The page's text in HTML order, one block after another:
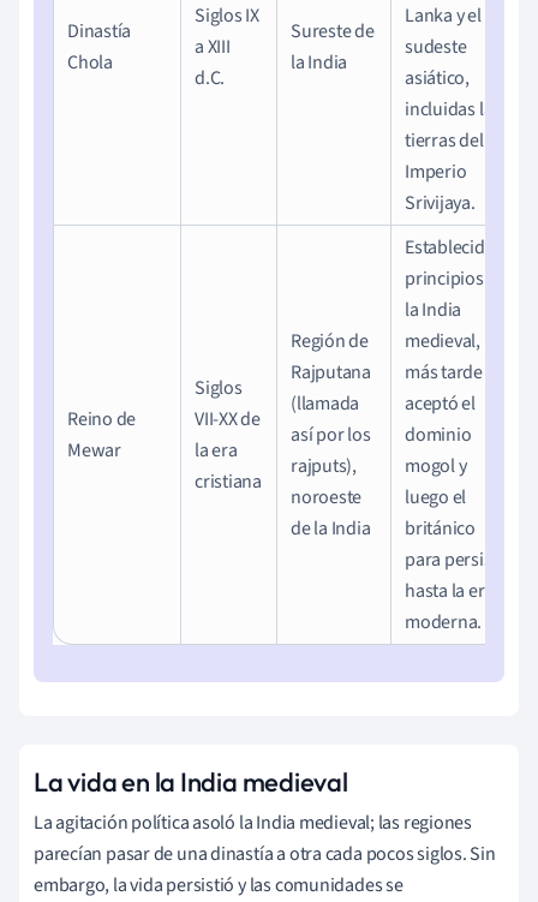
Dinastía
Chola
Siglos IX
a XIII
d.C.
Sureste de
la India
Lanka y el
sudeste
asiático,
incluidas las
tierras del
Imperio
Srivijaya.
Reino de
Mewar
Siglos
VII-XX de
la era
cristiana
Región de
Rajputana
(llamada
así por los
rajputs),
noroeste
de la India
Establecido a
principios de
la India
medieval,
más tarde
aceptó el
dominio
mogol y
luego el
británico
para persistir
hasta la era
moderna.
La vida en la India medieval
La agitación política asoló la India medieval; las regiones
parecían pasar de una dinastía a otra cada pocos siglos. Sin
embargo, la vida persistió y las comunidades se